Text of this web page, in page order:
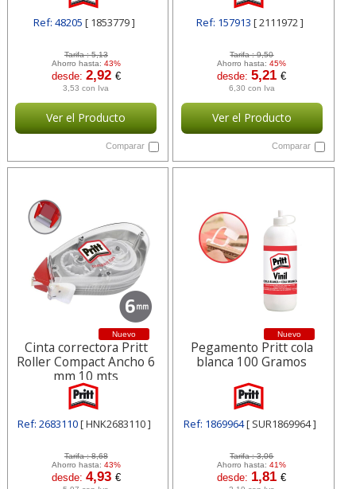
Ref: 48205 [ 1853779 ]
Tarifa :5,13
Ahorro hasta: 43%
desde: 2,92 €
3,53 con Iva
Ver el Producto
Comparar
Ref: 157913 [ 2111972 ]
Tarifa :9,50
Ahorro hasta:45%
desde:5,21€
6,30 con Iva
Ver el Producto
Comparar
Nuevo
Cinta correctora Pritt
Roller Compact Ancho 6
mm 10 mts
Ref: 2683110[ HNK2683110 ]
Tarifa :8,68
Ahorro hasta: 43%
desde: 4,93 €
Nuevo
Pegamento Pritt cola
blanca 100 Gramos
Ref: 1869964[ SUR1869964 ]
Tarifa :3,06
Ahorro hasta:41%
desde: 1,81€